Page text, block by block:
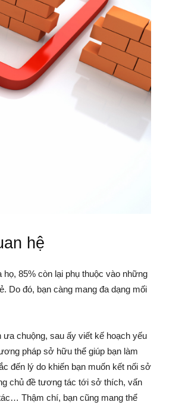
hệ
85% còn lại phụ thuộc vào những
Do đó, bạn càng mang đa dạng mối
chuộng, sau ấy viết kế hoạch yếu
pháp sở hữu thể giúp bạn làm
đến lý do khiến bạn muốn kết nối sở
chủ đề tương tác tới sở thích, vấn
Thậm chí, bạn cũng mang thể